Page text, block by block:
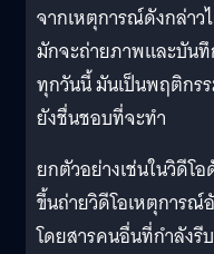
จากเหตุการณ์ดังกล่า
มักจะถ่ายภาพและบัน
ทุกวันนี้ มันเป็นพฤติกร
ยังชื่นชอบที่จะทำ
ยกตัวอย่างเช่นในวิดีโ
ขึ้นถ่ายวิดีโอเหตุการณ์
โดยสารคนอื่นที่กำลังรี